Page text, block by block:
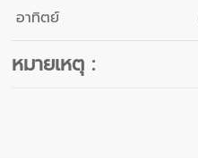
อาทิตย์
หมายเหตุ :